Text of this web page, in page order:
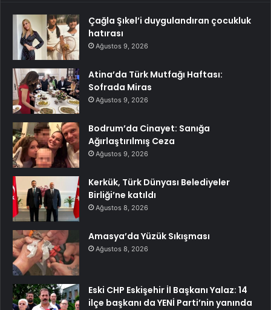
Çağla Şıkel’i duygulandıran çocukluk
hatırası
Ağustos 9, 2026
Atina’da Türk Mutfağı Haftası:
Sofrada Miras
Ağustos 9, 2026
Bodrum’da Cinayet: Sanığa
Ağırlaştırılmış Ceza
Ağustos 9, 2026
Kerkük, Türk Dünyası Belediyeler
Birliği’ne katıldı
Ağustos 8, 2026
Amasya’da Yüzük Sıkışması
Ağustos 8, 2026
Eski CHP Eskişehir İl Başkanı Yalaz: 14
ilçe başkanı da YENİ Parti’nin yanında